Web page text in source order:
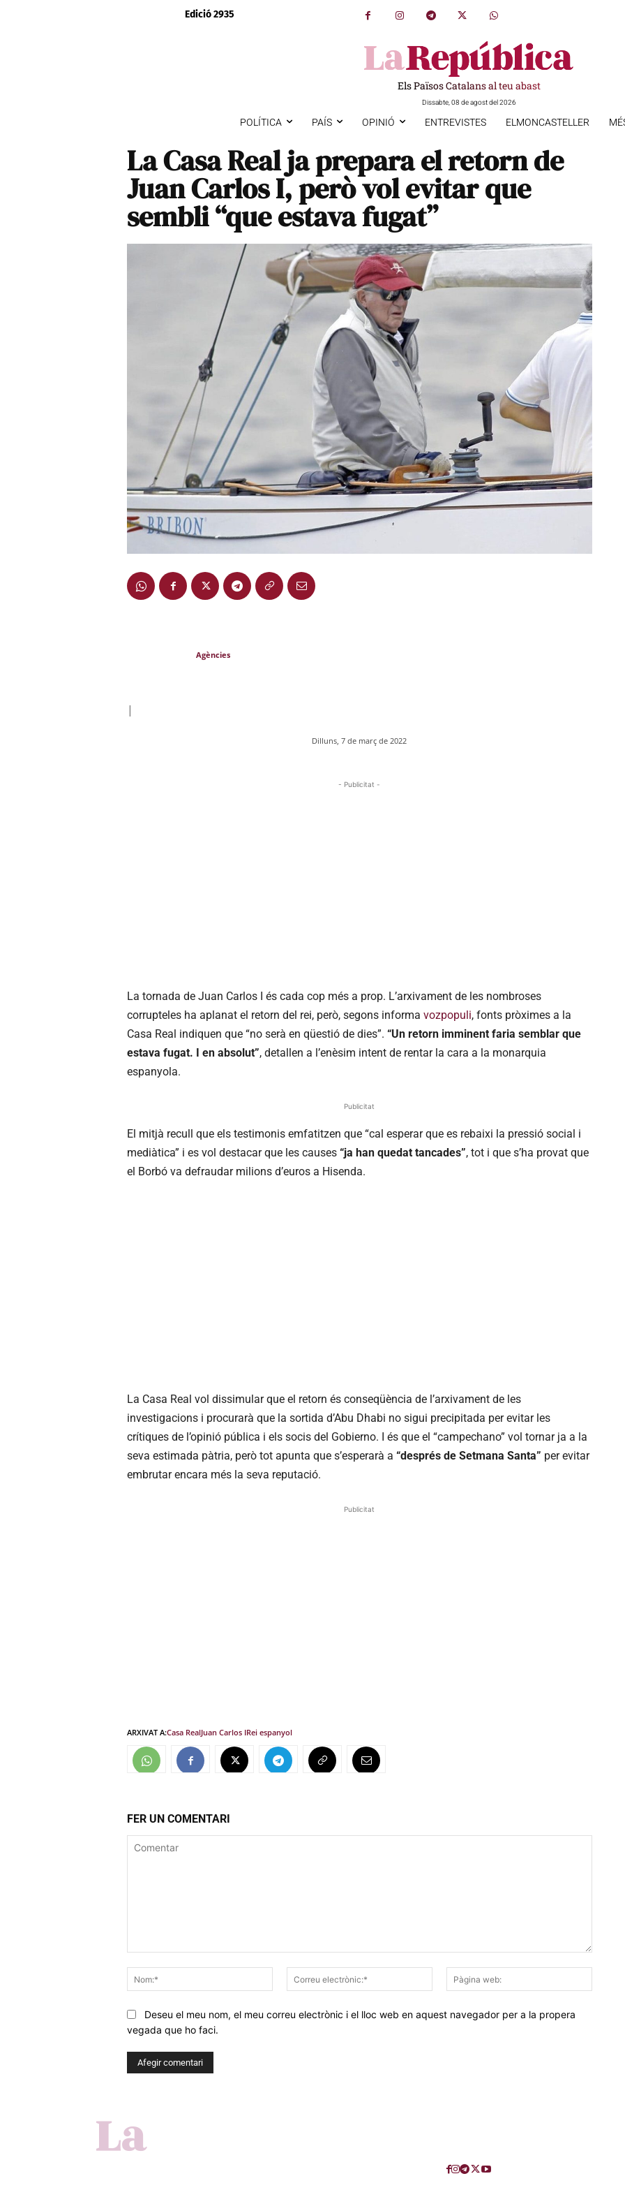
Edició 2935
Els Països Catalans al teu abast
Dissabte, 08 de agost del 2026
POLÍTICA PAÍS OPINIÓ ENTREVISTES ELMONCASTELLER
La Casa Real ja prepara el retorn de
Juan Carlos I, però vol evitar que
sembli “que estava fugat”
Agències
|
Dilluns, 7 de març de 2022
- Publicitat -
La tornada de Juan Carlos I és cada cop més a prop. L’arxivament de les nombroses
corrupteles ha aplanat el retorn del rei, però, segons informa vozpopuli, fonts pròximes a la
Casa Real indiquen que “no serà en qüestió de dies”. “Un retorn imminent faria semblar que
estava fugat. I en absolut”, detallen a l’enèsim intent de rentar la cara a la monarquia
espanyola.
Publicitat
El mitjà recull que els testimonis emfatitzen que “cal esperar que es rebaixi la pressió social i
mediàtica” i es vol destacar que les causes “ja han quedat tancades”, tot i que s’ha provat que
el Borbó va defraudar milions d’euros a Hisenda.
La Casa Real vol dissimular que el retorn és conseqüència de l’arxivament de les
investigacions i procurarà que la sortida d’Abu Dhabi no sigui precipitada per evitar les
crítiques de l’opinió pública i els socis del Gobierno. I és que el “campechano” vol tornar ja a la
seva estimada pàtria, però tot apunta que s’esperarà a “després de Setmana Santa” per evitar
embrutar encara més la seva reputació.
Publicitat
ARXIVAT A:Casa RealJuan Carlos IRei espanyol
FER UN COMENTARI
Nom:*
Correu
electrònic:*
web:
Deseu el meu nom, el meu correu electrònic i el lloc web en aquest navegador per a la propera
vegada que ho faci.